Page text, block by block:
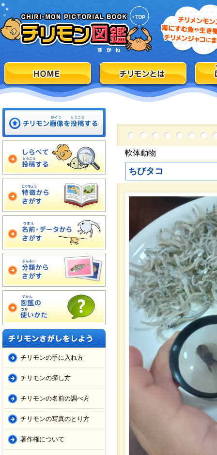
チリモンの手に入れ方
チリモンの探し方
チリモンの名前の調べ方
チリモンの写真のとり方
著作権について
軟体動物
ちびタコ